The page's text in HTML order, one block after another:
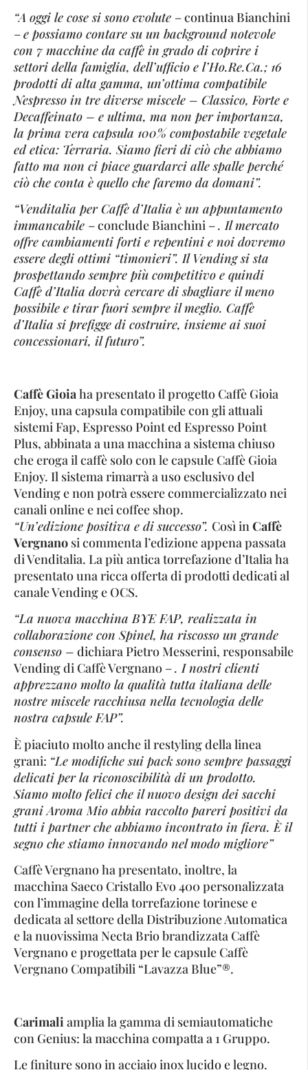
“A oggi le cose si sono evolute – continua Bianchini
–e possiamo contare su un background notevole
con 7 macchine da caffè in grado di coprire i
settori della famiglia, dell’ufficio e l’Ho.Re.Ca.; 16
prodotti di alta gamma, un’ottima compatibile
Nespresso in tre diverse miscele – Classico, Forte e
Decaffeinato – e ultima, ma non per importanza,
la prima vera capsula 100% compostabile vegetale
ed etica: Terraria. Siamo fieri di ciò che abbiamo
fatto ma non ci piace guardarci alle spalle perché
ciò che conta è quello che faremo da domani”.
“Venditalia per Caffè d’Italia è un appuntamento
immancabile – conclude Bianchini –. Il mercato
offre cambiamenti forti e repentini e noi dovremo
essere degli ottimi “timonieri”. Il Vending si sta
prospettando sempre più competitivo e quindi
Caffè d’Italia dovrà cercare di sbagliare il meno
possibile e tirar fuori sempre il meglio. Caffè
d’Italia si prefigge di costruire, insieme ai suoi
concessionari, il futuro”.
Caffè Gioiaha presentato il progetto Caffè Gioia
Enjoy, una capsula compatibile con gli attuali
sistemi Fap, Espresso Point ed Espresso Point
Plus, abbinata a una macchina a sistema chiuso
che eroga il caffè solo con le capsule Caffè Gioia
Enjoy. Il sistema rimarrà a uso esclusivo del
Vending e non potrà essere commercializzato nei
canali online e nei coffee shop.
“Un’edizione positiva e di successo”. Così inCaffè
Vergnano si commenta l’edizione appena passata
di Venditalia. La più antica torrefazione d’Italia ha
presentato una ricca offerta di prodotti dedicati al
canale Vending e OCS.
“La nuova macchina BYE FAP, realizzata in
collaborazione con Spinel, ha riscosso un grande
consenso – dichiara Pietro Messerini, responsabile
Vending di Caffè Vergnano –. I nostri clienti
apprezzano molto la qualità tutta italiana delle
nostre miscele racchiusa nella tecnologia delle
nostra capsule FAP”.
È piaciuto molto anche il restyling della linea
grani: “Le modifiche sui pack sono sempre passaggi
delicati per la riconoscibilità di un prodotto.
Siamo molto felici che il nuovo design dei sacchi
grani Aroma Mio abbia raccolto pareri positivi da
tutti i partner che abbiamo incontrato in fiera. È il
segno che stiamo innovando nel modo migliore”
Caffè Vergnano ha presentato, inoltre, la
macchina Saeco Cristallo Evo 400 personalizzata
con l’immagine della torrefazione torinese e
dedicata al settore della Distribuzione Automatica
e la nuovissima Necta Brio brandizzata Caffè
Vergnano e progettata per le capsule Caffè
Vergnano Compatibili “Lavazza Blue”®.
Carimaliamplia la gamma di semiautomatiche
con Genius: la macchina compatta a 1 Gruppo.
Le finiture sono in acciaio inox lucido e legno.